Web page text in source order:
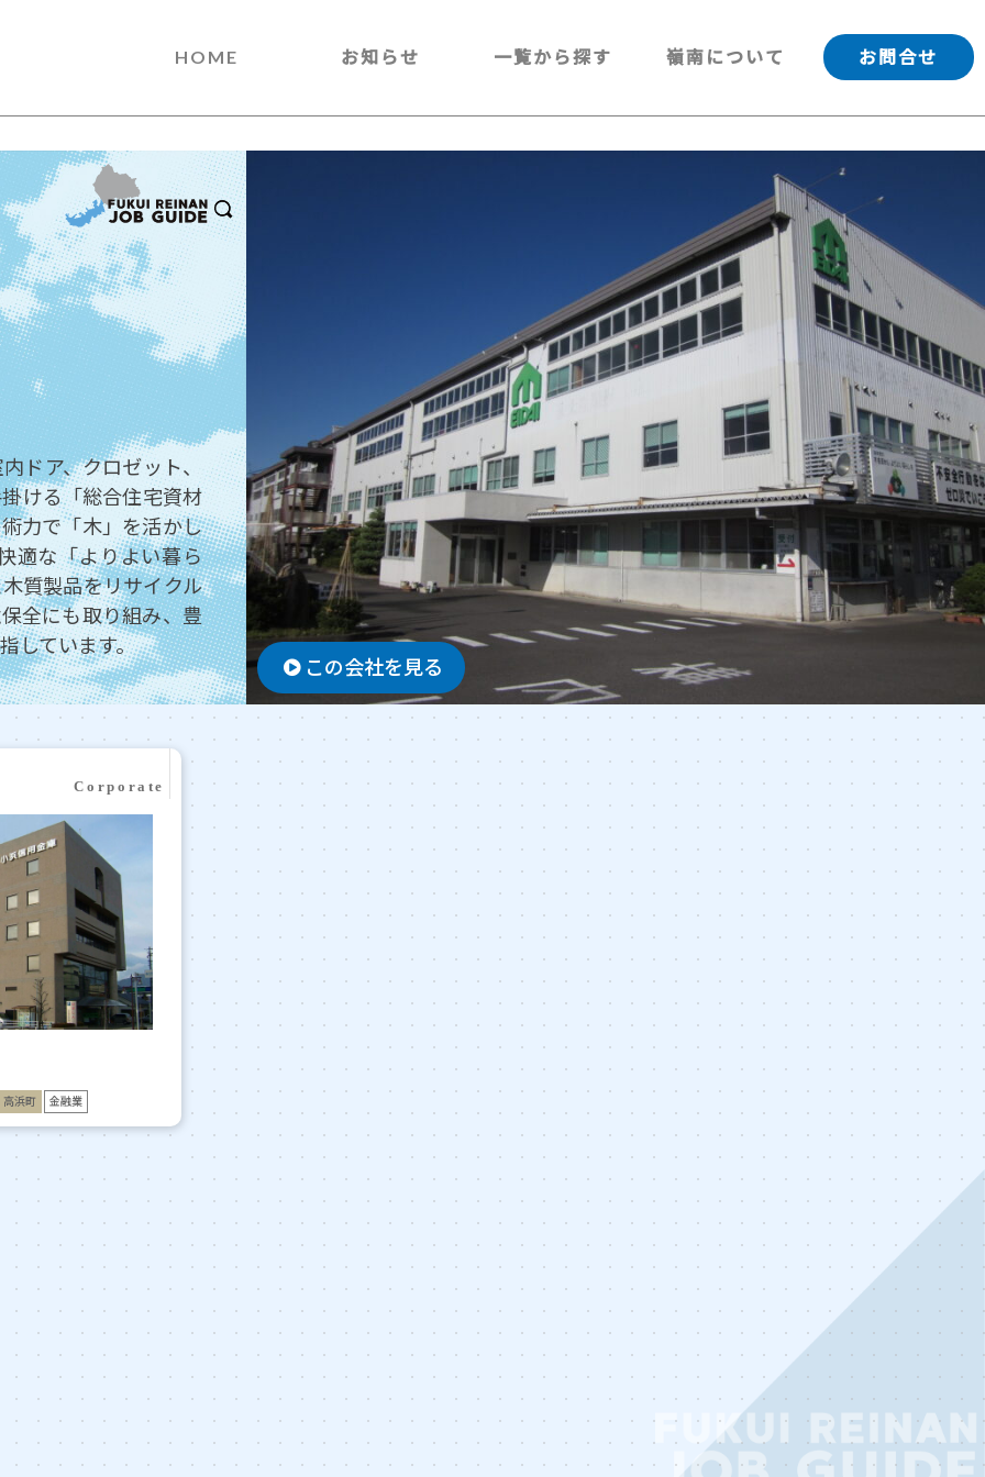
HOME お知らせ 一覧から探す 嶺南について お問合せ
ドア、クロゼット、
ける「総合住宅資材
力で「木」を活かし
適な「よりよい暮ら
質製品をリサイクル
全にも取り組み、豊
しています。
この会社を見る
高浜町 金融業